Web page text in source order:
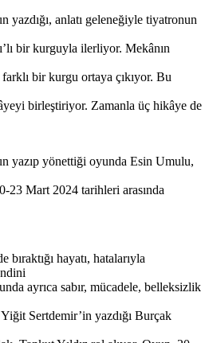
yazdığı, anlatı geleneğiyle tiyatronun
bir kurguyla ilerliyor. Mekânın
bir kurgu ortaya çıkıyor. Bu
birleştiriyor. Zamanla üç hikâye de
yazıp yönettiği oyunda Esin Umulu,
23 Mart 2024 tarihleri arasında
hayatı, hatalarıyla
ayrıca sabır, mücadele, belleksizlik
Sertdemir’in yazdığı Burçak